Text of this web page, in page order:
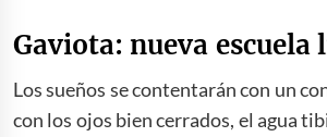
Gaviota: nueva
Los sueños se contentarán con un
con los ojos bien cerrados, el agua